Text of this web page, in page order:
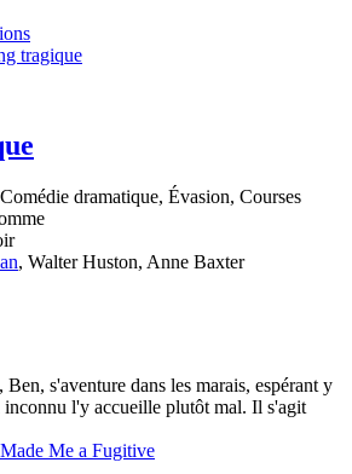
dramatique, Évasion, Courses
, Walter Huston, Anne Baxter
s'aventure dans les marais, espérant y
l'y accueille plutôt mal. Il s'agit